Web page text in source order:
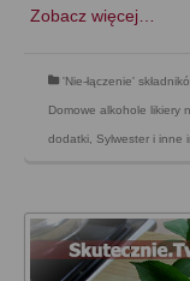
Zobacz więcej…
'Nie-łączenie'
Domowe alkohole likiery
dodatki Sylwester i inne